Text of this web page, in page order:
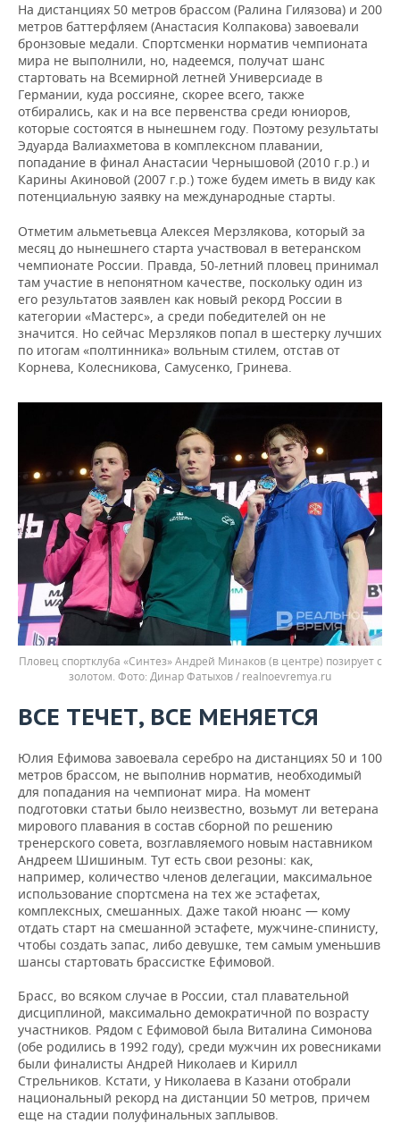
На дистанциях 50 метров брассом (Ралина Гилязова) и 200
метров баттерфляем (Анастасия Колпакова) завоевали
бронзовые медали. Спортсменки норматив чемпионата
мира не выполнили, но, надеемся, получат шанс
стартовать на Всемирной летней Универсиаде в
Германии, куда россияне, скорее всего, также
отбирались, как и на все первенства среди юниоров,
которые состоятся в нынешнем году. Поэтому результаты
Эдуарда Валиахметова в комплексном плавании,
попадание в финал Анастасии Чернышовой (2010 г.р.) и
Карины Акиновой (2007 г.р.) тоже будем иметь в виду как
потенциальную заявку на международные старты.
Отметим альметьевца Алексея Мерзлякова, который за
месяц до нынешнего старта участвовал в ветеранском
чемпионате России. Правда, 50-летний пловец принимал
там участие в непонятном качестве, поскольку один из
его результатов заявлен как новый рекорд России в
категории «Мастерс», а среди победителей он не
значится. Но сейчас Мерзляков попал в шестерку лучших
по итогам «полтинника» вольным стилем, отстав от
Корнева, Колесникова, Самусенко, Гринева.
Пловец спортклуба «Синтез» Андрей Минаков (в центре) позирует с
золотом.
Динар Фатыхов / realnoevremya.ru
ВСЕ ТЕЧЕТ, ВСЕ МЕНЯЕТСЯ
Юлия Ефимова завоевала серебро на дистанциях 50 и 100
метров брассом, не выполнив норматив, необходимый
для попадания на чемпионат мира. На момент
подготовки статьи было неизвестно, возьмут ли ветерана
мирового плавания в состав сборной по решению
тренерского совета, возглавляемого новым наставником
Андреем Шишиным. Тут есть свои резоны: как,
например, количество членов делегации, максимальное
использование спортсмена на тех же эстафетах,
комплексных, смешанных. Даже такой нюанс — кому
отдать старт на смешанной эстафете, мужчине-спинисту,
чтобы создать запас, либо девушке, тем самым уменьшив
шансы стартовать брассистке Ефимовой.
Брасс, во всяком случае в России, стал плавательной
дисциплиной, максимально демократичной по возрасту
участников. Рядом с Ефимовой была Виталина Симонова
(обе родились в 1992 году), среди мужчин их ровесниками
были финалисты Андрей Николаев и Кирилл
Стрельников. Кстати, у Николаева в Казани отобрали
национальный рекорд на дистанции 50 метров, причем
еще на стадии полуфинальных заплывов.